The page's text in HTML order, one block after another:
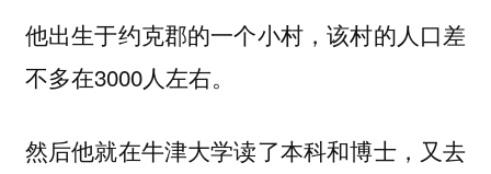
他出生于约克郡的一个小村，该村的人口差
不多在3000人左右。
然后他就在牛津大学读了本科和博士，又去